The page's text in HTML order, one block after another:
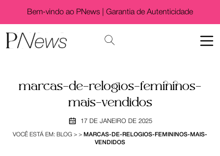
Bem-vindo ao PNews | Garantia de Autenticidade
marcas-de-relogios-femininos-
mais-vendidos
17 DE JANEIRO DE 2025
VOCÊ ESTÁ EM: BLOG > > MARCAS-DE-RELOGIOS-FEMININOS-MAIS-
VENDIDOS